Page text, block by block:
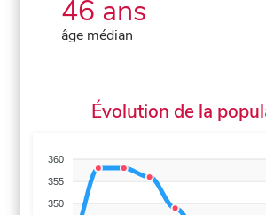
46 ans
âge médian
Évolution de la
360
355
350